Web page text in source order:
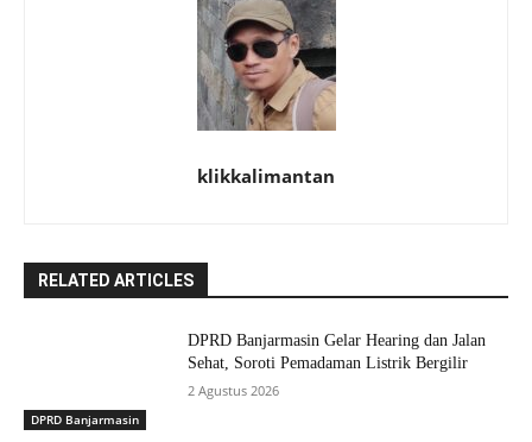
klikkalimantan
RELATED ARTICLES
DPRD Banjarmasin
DPRD Banjarmasin Gelar Hearing dan Jalan
Sehat, Soroti Pemadaman Listrik Bergilir
2 Agustus 2026